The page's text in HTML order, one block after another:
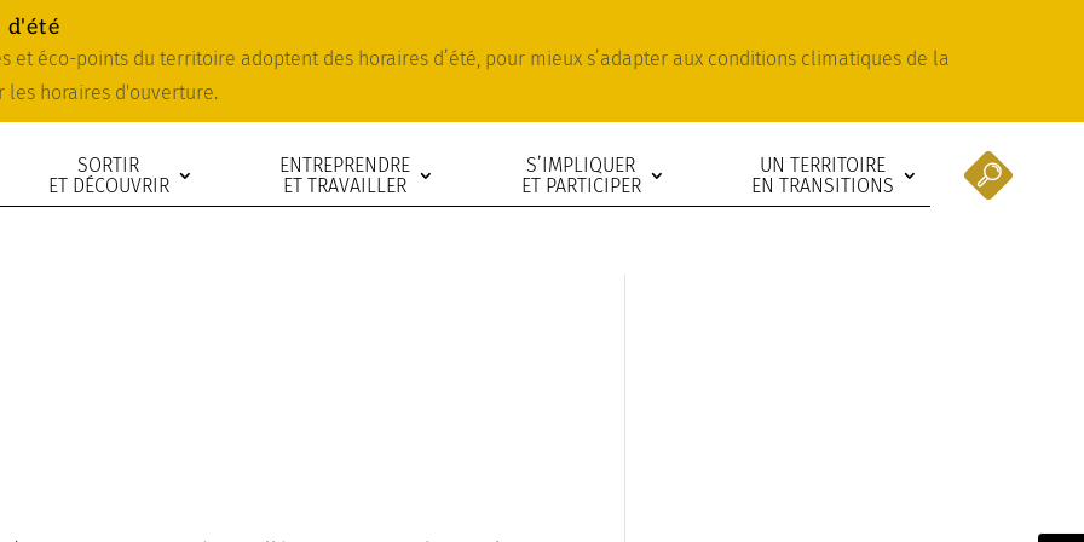
d'été
et éco-points du territoire adoptent des horaires d’été, pour mieux s’adapter aux conditions climatiques de la
les horaires d'ouverture.
SORTIR
ET DÉCOUVRIR
ENTREPRENDRE
ET TRAVAILLER
S’IMPLIQUER
ET PARTICIPER
UN TERRITOIRE
EN TRANSITIONS